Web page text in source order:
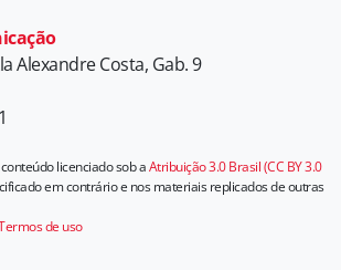
Alexandre Costa, Gab. 9
licenciado sob aAtribuição 3.0 Brasil (CC BY 3.0
em contrário e nos materiais replicados de outras
de uso